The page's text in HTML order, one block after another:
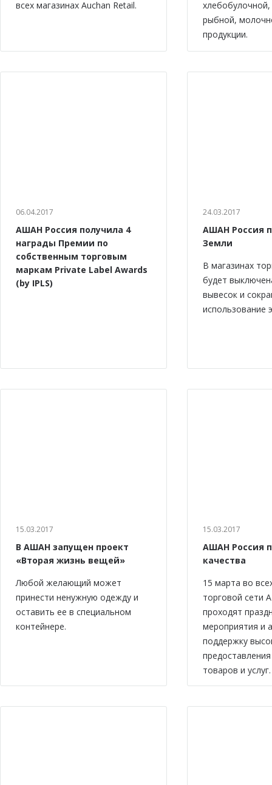
всех магазинах Auchan Retail.
рыбной,
продукции.
06.04.2017
АШАН Россия получила 4
награды Премии по
собственным торговым
маркам Private Label Awards
(by IPLS)
24.03.2017
АШАН Россия
Земли
В магазинах
будет
вывесок и
использование
15.03.2017
В АШАН запущен проект
«Вторая жизнь вещей»
Любой желающий может
принести ненужную одежду и
оставить ее в специальном
контейнере.
15.03.2017
АШАН Россия
качества
15 марта во
торговой сети
проходят
мероприятия и
поддержку
товаров и услуг.